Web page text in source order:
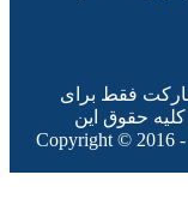
از مطالب فروشگاه اینترنتی 1990 مارکت فقط برای
حقوق این